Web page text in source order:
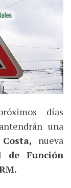
días
una
nueva
de Función